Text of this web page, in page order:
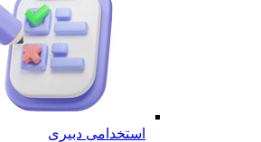
استخدامی دبیری